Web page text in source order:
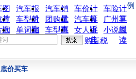
图
片
汽车报
价
汽车销
量
车价计
算
车险计
算
查
询
车型对
比
团购优
惠
汽车投
诉
广州车
展
欣
赏
单词翻
车型查
询
女人宝
典
小说阅
读
例
购置税
底价买车